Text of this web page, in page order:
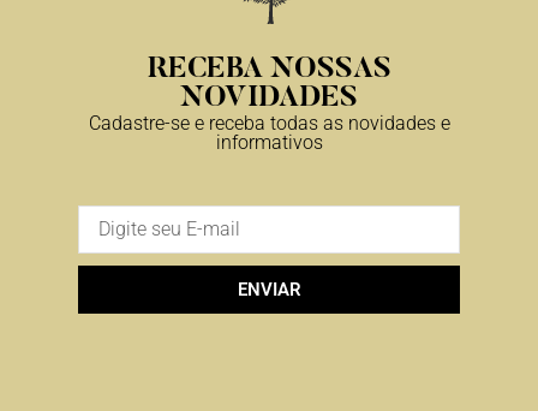
RECEBA NOSSAS
NOVIDADES
Cadastre-se e receba todas as novidades e
informativos
ENVIAR